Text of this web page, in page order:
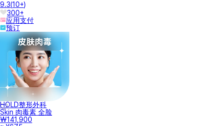
9.3(10+)
300+
应用支付
预订
HOLD整形外科
Skin 肉毒素 全脸
₩141,900